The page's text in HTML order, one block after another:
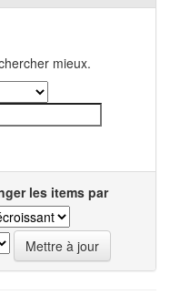
mieux.
les items par